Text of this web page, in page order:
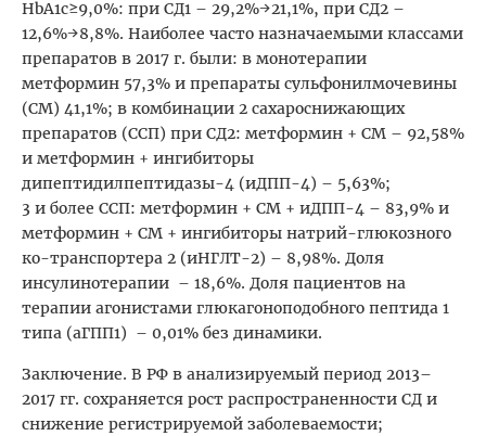
HbA1c≥9,0%: при СД1 – 29,2%→21,1%, при СД2 –
12,6%→8,8%. Наиболее часто назначаемыми классами
препаратов в 2017 г. были: в монотерапии
метформин 57,3% и препараты сульфонилмочевины
(СМ) 41,1%; в комбинации 2 сахароснижающих
препаратов (ССП) при СД2: метформин + СМ – 92,58%
и метформин + ингибиторы
дипептидилпептидазы-4 (иДПП-4) – 5,63%;
3 и более ССП: метформин + СМ + иДПП-4 – 83,9% и
метформин + СМ + ингибиторы натрий-глюкозного
ко-транспортера 2 (иНГЛТ-2) – 8,98%. Доля
инсулинотерапии – 18,6%. Доля пациентов на
терапии агонистами глюкагоноподобного пептида 1
типа (аГПП1) – 0,01% без динамики.
Заключение. В РФ в анализируемый период 2013–
2017 гг. сохраняется рост распространенности СД и
снижение регистрируемой заболеваемости;